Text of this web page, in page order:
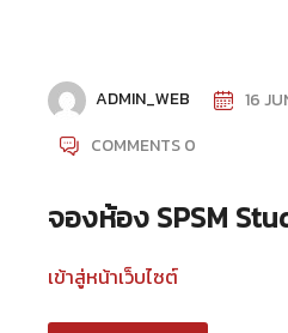
งเรียน
ADMIN_WEB
16
COMMENTS 0
จองห้อง SPSM
เข้าสู่หน้าเว็บไซต์